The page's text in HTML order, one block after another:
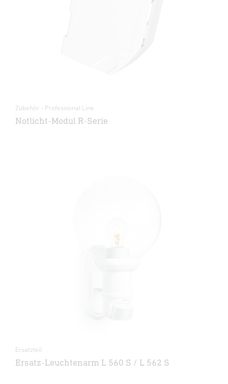
Zubehör - Professional Line
Notlicht-Modul R-Serie
Ersatzteil
Ersatz-Leuchtenarm L 560 S / L 562 S